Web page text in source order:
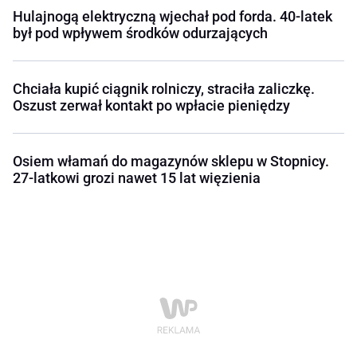
Hulajnogą elektryczną wjechał pod forda. 40-latek
był pod wpływem środków odurzających
Chciała kupić ciągnik rolniczy, straciła zaliczkę.
Oszust zerwał kontakt po wpłacie pieniędzy
Osiem włamań do magazynów sklepu w Stopnicy.
27-latkowi grozi nawet 15 lat więzienia